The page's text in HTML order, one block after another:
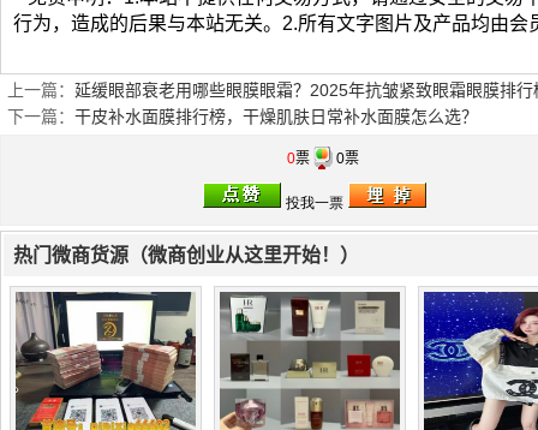
行为，造成的后果与本站无关。2.所有文字图片及产品均由
上一篇： 延缓眼部衰老用哪些眼膜眼霜？2025年抗皱紧致眼霜眼膜排行
下一篇： 干皮补水面膜排行榜，干燥肌肤日常补水面膜怎么选？
0票 0票
热门微商货源（微商创业从这里开始！）